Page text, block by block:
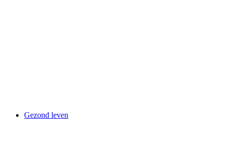
Gezond leven